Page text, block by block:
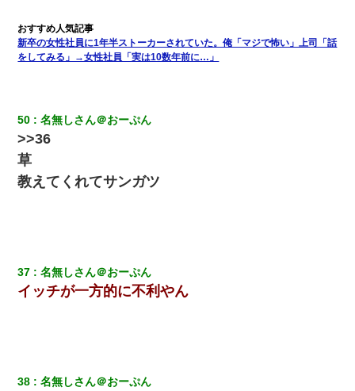
新卒の女性社員に1年半ストーカーされていた。俺「マジで怖い」上司「話
をしてみる」→女性社員「実は10数年前に…」
50 名無しさん＠おーぷん
>>36
草
教えてくれてサンガツ
37 名無しさん＠おーぷん
イッチが一方的に不利やん
38 名無しさん＠おーぷん